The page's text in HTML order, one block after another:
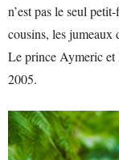
n’est pas le seul
cousins, les jumeaux
Le prince Aymeric et
2005.